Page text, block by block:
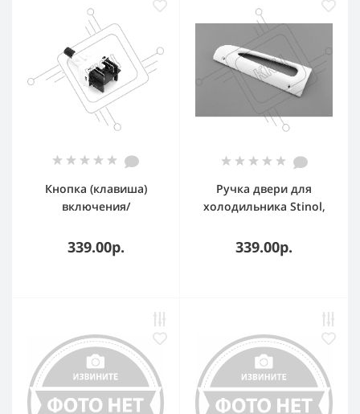
Кнопка (клавиша)
включения/
посудомоечной
машины Beko VER-2
339.00р.
Ручка двери для
холодильника Stinol,
339.00р.